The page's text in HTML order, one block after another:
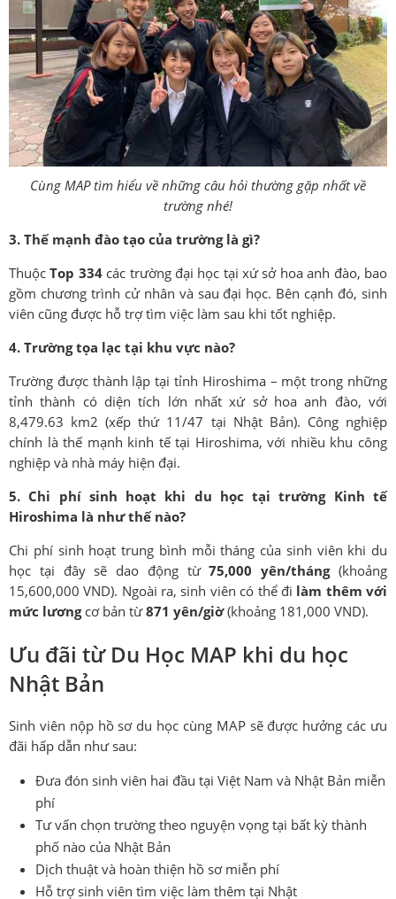
Cùng MAP tìm hiểu về những câu hỏi thường gặp nhất về
trường nhé!
3. Thế mạnh đào tạo của trường là gì?
ThuộcTop 334các trường đại học tại xứ sở hoa anh đào, bao
gồm chương trình cử nhân và sau đại học. Bên cạnh đó, sinh
viên cũng được hỗ trợ tìm việc làm sau khi tốt nghiệp.
4. Trường tọa lạc tại khu vực nào?
Trường được thành lập tại tỉnh Hiroshima – một trong những
tỉnh thành có diện tích lớn nhất xứ sở hoa anh đào, với
8,479.63 km2 (xếp thứ 11/47 tại Nhật Bản). Công nghiệp
chính là thế mạnh kinh tế tại Hiroshima, với nhiều khu công
nghiệp và nhà máy hiện đại.
5. Chi phí sinh hoạt khi du học tại trường Kinh tế
Hiroshima là như thế nào?
Chi phí sinh hoạt trung bình mỗi tháng của sinh viên khi du
học tại đây sẽ dao động từ75,000 yên/tháng(khoảng
15,600,000 VND). Ngoài ra, sinh viên có thể đi làm thêm với
mức lươngcơ bản từ871 yên/giờ(khoảng 181,000 VND).
Ưu đãi từ Du Học MAP khi du học
Nhật Bản
Sinh viên nộp hồ sơ du học cùng MAP sẽ được hưởng các ưu
đãi hấp dẫn như sau:
Đưa đón sinh viên hai đầu tại Việt Nam và Nhật Bản miễn
phí
Tư vấn chọn trường theo nguyện vọng tại bất kỳ thành
phố nào của Nhật Bản
Dịch thuật và hoàn thiện hồ sơ miễn phí
Hỗ trợ sinh viên tìm việc làm thêm tại Nhật